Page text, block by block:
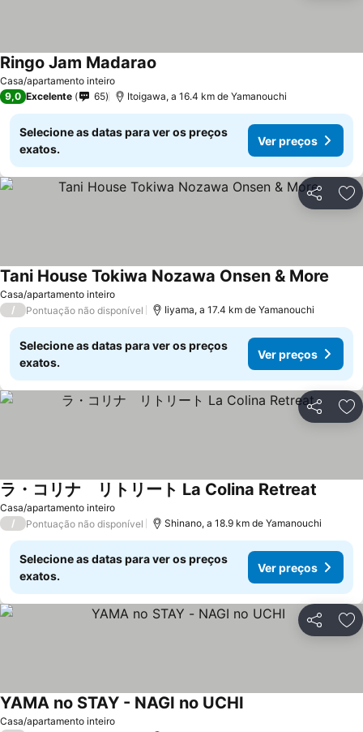
Casa/apartamento inteiro
Ringo Jam Madarao
9,0 Excelente 65 Itoigawa, a 16.4 km de Yamanouchi
Selecione as datas para ver os preços
exatos.
Ver preços
Partilhar
Casa/apartamento inteiro
Tani House Tokiwa Nozawa Onsen & More
/ Pontuação não disponível Iiyama, a 17.4 km de Yamanouchi
Selecione as datas para ver os preços
exatos.
Ver preços
Partilhar
Casa/apartamento inteiro
ラ・コリナ リトリート La Colina Retreat
/ Pontuação não disponível Shinano, a 18.9 km de Yamanouchi
Selecione as datas para ver os preços
exatos.
Ver preços
Partilhar
Casa/apartamento inteiro
YAMA no STAY - NAGI no UCHI